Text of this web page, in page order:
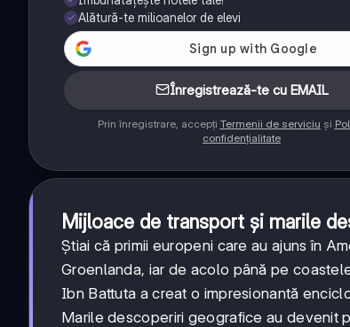
Alătură-te milioanelor de elevi
Înregistrează-te cu EMAIL
Prin înregistrare, accepți Termenii de serviciu și
confidențialitate
Mijloace de transport și marile
Știai că primii europeni care au ajuns în
Groenlanda, iar de acolo până pe
Ibn Battuta a creat o impresionantă
Marile descoperiri geografice au devenit